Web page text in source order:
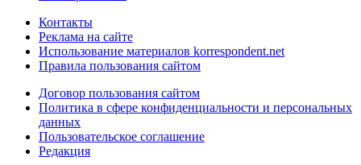
Контакты
Реклама на сайте
Использование материалов korrespondent.net
Правила пользования сайтом
Договор пользования сайтом
Политика в сфере конфиденциальности и персональных
данных
Пользовательское соглашение
Редакция